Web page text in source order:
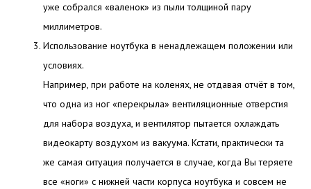
уже собрался «валенок» из пыли толщиной пару
миллиметров.
Использование ноутбука в ненадлежащем положении или
условиях.
Например, при работе на коленях, не отдавая отчёт в том,
что одна из ног «перекрыла» вентиляционные отверстия
для набора воздуха, и вентилятор пытается охлаждать
видеокарту воздухом из вакуума. Кстати, практически та
же самая ситуация получается в случае, когда Вы теряете
все «ноги» с нижней части корпуса ноутбука и совсем не